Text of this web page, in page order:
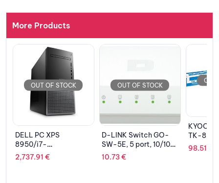
More Products
OUT OF STOCK
D-LINK Switch GO-
SW-5E, 5 port, 10/100
Mbps
10.73€
OUT OF STOCK
KYOCERA Toner Cyan
TK-895C
98.51€
OUT
Yellow